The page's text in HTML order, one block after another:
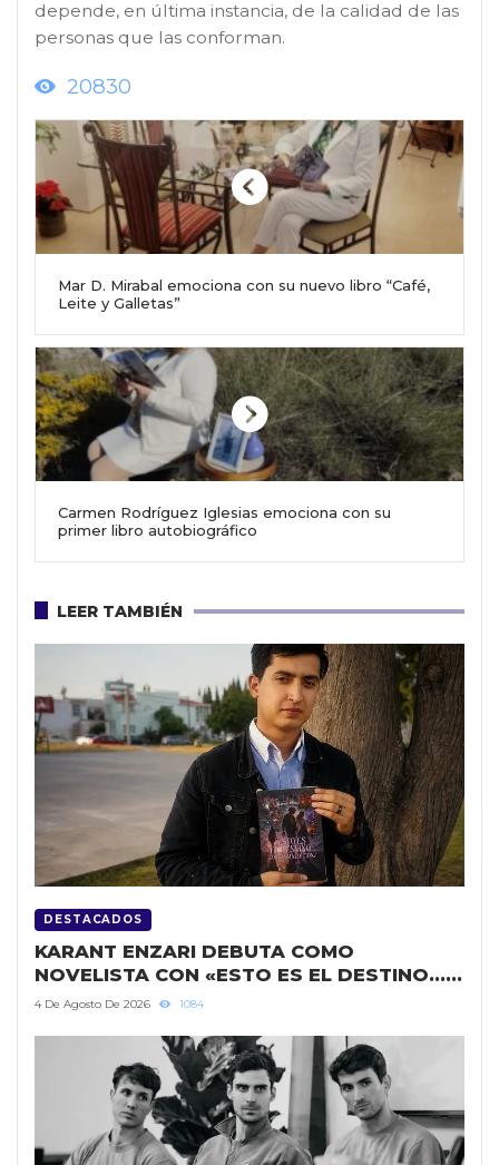
depende, en última instancia, de la calidad de las
personas que las conforman.
20830
Mar D. Mirabal emociona con su nuevo libro “Café,
Leite y Galletas”
Carmen Rodríguez Iglesias emociona con su
primer libro autobiográfico
LEER TAMBIÉN
DESTACADOS
KARANT ENZARI DEBUTA COMO
NOVELISTA CON «ESTO ES EL DESTINO…
¿O UNA MALDICIÓN?»
4 De Agosto De 2026 1084